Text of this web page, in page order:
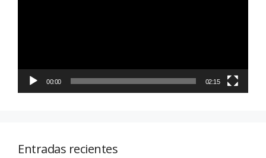
00:00 02:15
Entradas recientes